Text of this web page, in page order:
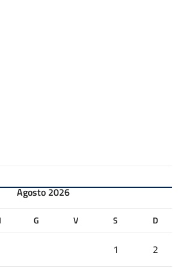
Agosto 2026
G V S D
1 2